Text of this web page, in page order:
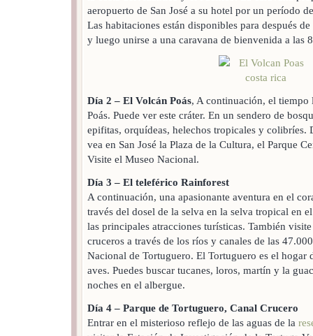
aeropuerto de San José a su hotel por un período
Las habitaciones están disponibles para después
y luego unirse a una caravana de bienvenida a las
Día 2 – El Volcán Poás, A continuación, el
Poás. Puede ver este cráter. En un sendero de
epifitas, orquídeas, helechos tropicales y colibríes.
vea en San José la Plaza de la Cultura, el Parque
Visite el Museo Nacional.
Día 3 – El teleférico Rainforest
A continuación, una apasionante aventura en el
través del dosel de la selva en la selva tropical en
las principales atracciones turísticas. También
cruceros a través de los ríos y canales de las
Nacional de Tortuguero. El Tortuguero es el hogar
aves. Puedes buscar tucanes, loros, martín y la
noches en el albergue.
Día 4 – Parque de Tortuguero, Canal Crucero
Entrar en el misterioso reflejo de las aguas de la